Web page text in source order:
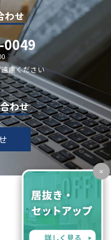
×
わせ
0049
慮ください
わせ